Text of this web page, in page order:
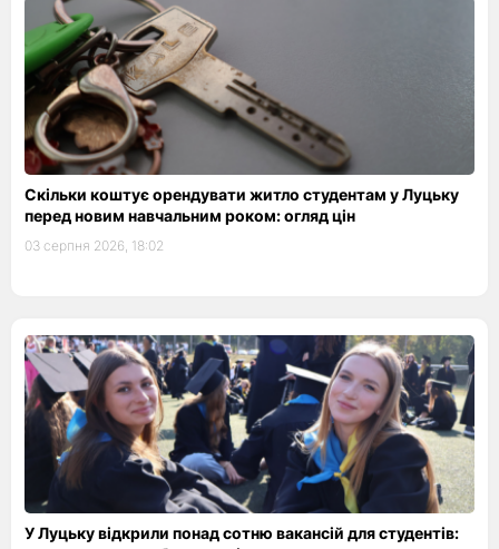
Скільки коштує орендувати житло студентам у Луцьку
перед новим навчальним роком: огляд цін
03 серпня 2026, 18:02
У Луцьку відкрили понад сотню вакансій для студентів: